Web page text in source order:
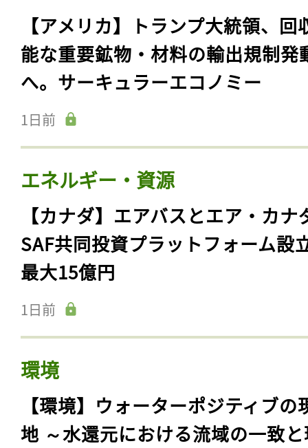
【アメリカ】トランプ大統領、回
能な重要鉱物・材料の輸出規制発
へ。サーキュラーエコノミー
1日前
エネルギー・資源
【カナダ】エアバスとエア・カナ
SAF共同投資プラットフォーム設
最大15億円
1日前
環境
【環境】ウォーターポジティブの
地 ～水還元における流域の一致